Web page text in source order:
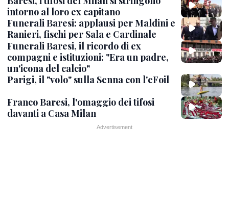
intorno al loro ex capitano
Funerali Baresi: applausi per Maldini e
Ranieri, fischi per Sala e Cardinale
Funerali Baresi, il ricordo di ex
compagni e istituzioni: "Era un padre,
un'icona del calcio"
Parigi, il "volo" sulla Senna con l'eFoil
Franco Baresi, l'omaggio dei tifosi
davanti a Casa Milan